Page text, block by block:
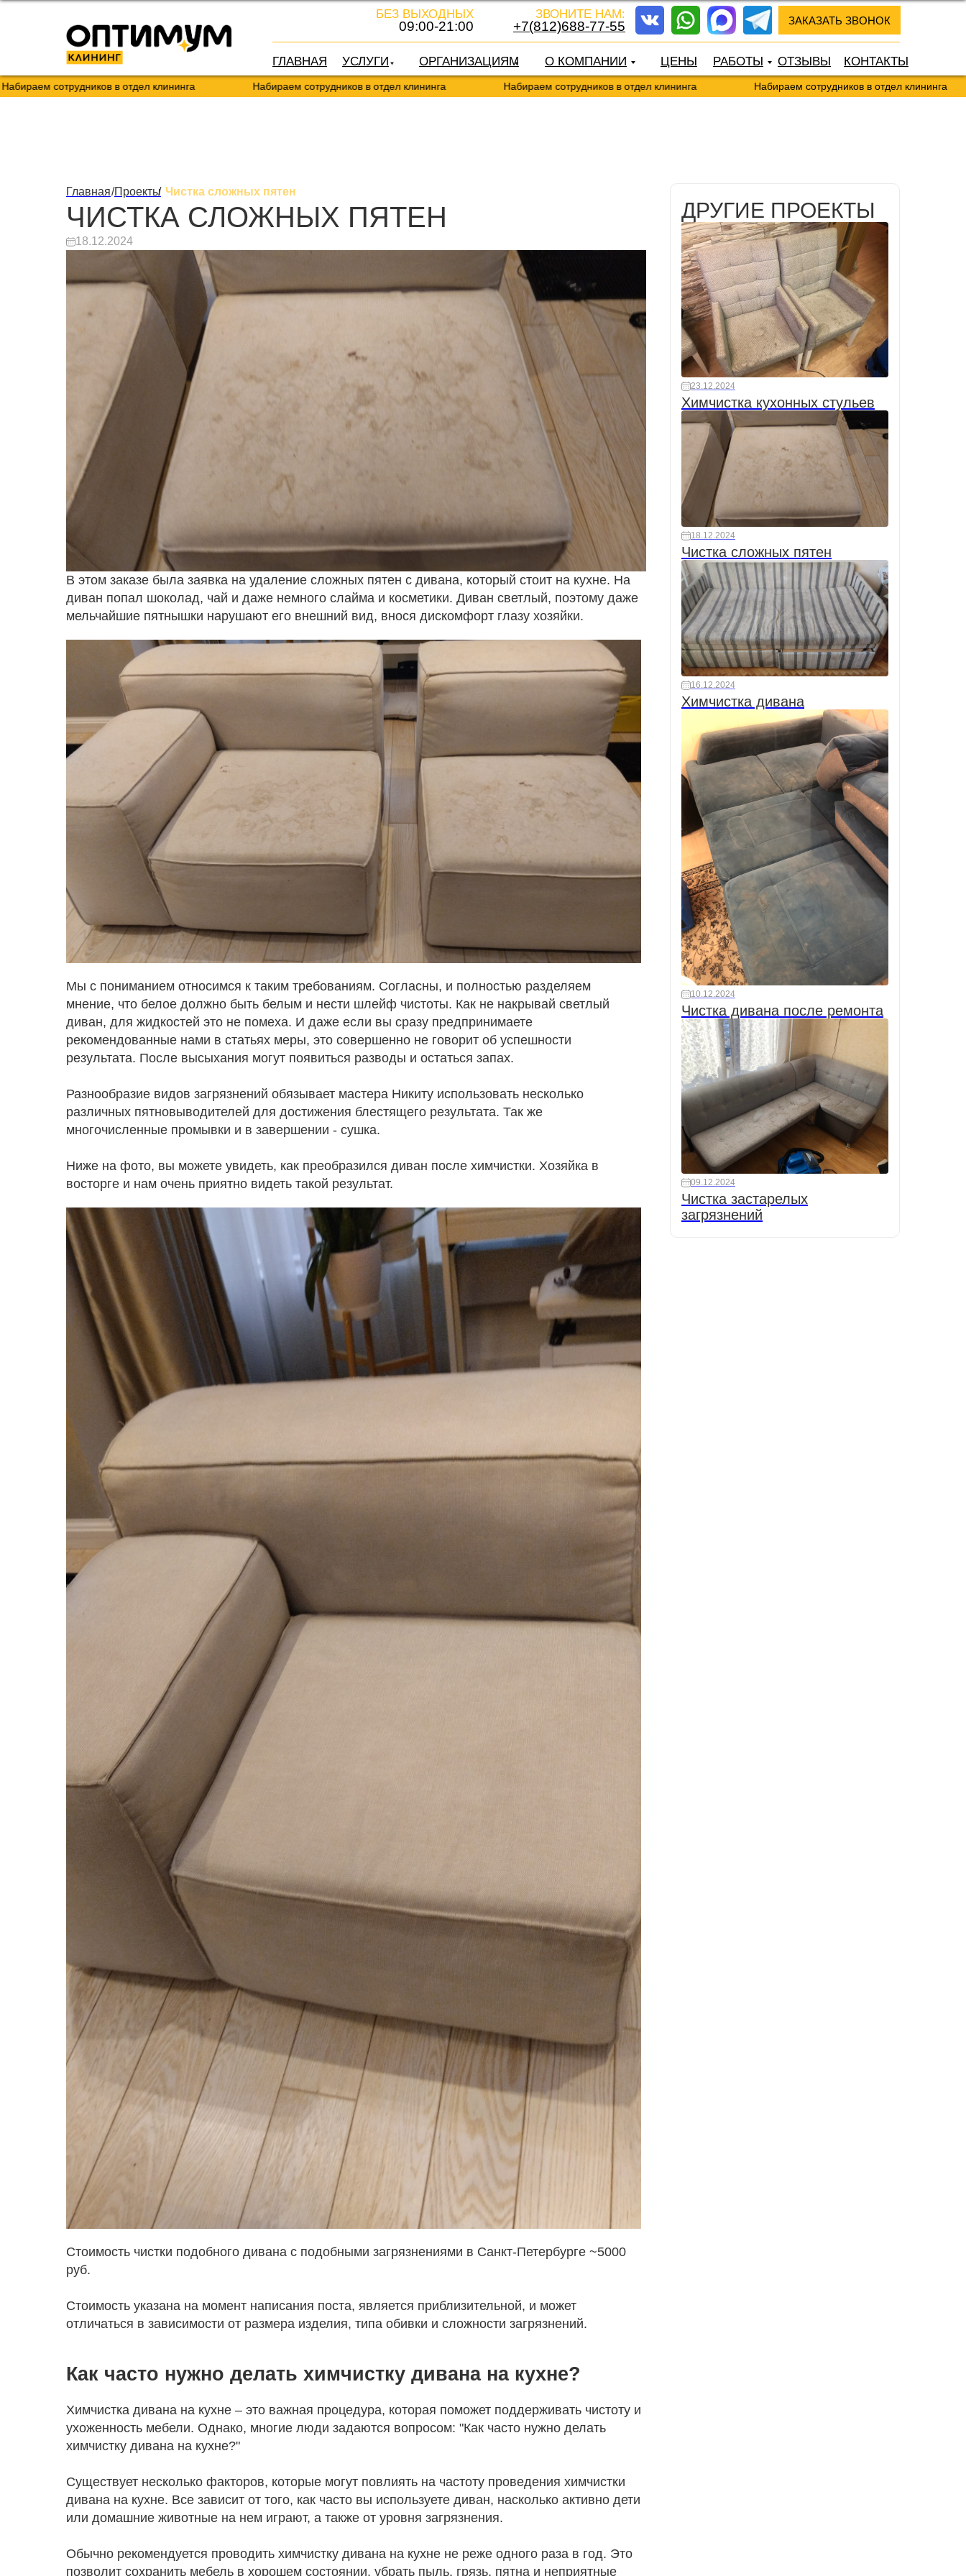
УСЛУГИ
ЗАКАЗАТЬ ЗВОНОК
ГЛАВНАЯ ОРГАНИЗАЦИЯМ ЦЕНЫ РАБОТЫ КОНТАКТЫ
О КОМПАНИИ ОТЗЫВЫ
ЗВОНИТЕ НАМ:
+7(812)688-77-55
БЕЗ ВЫХОДНЫХ
09:00-21:00
сотрудников в отдел клининга Набираем сотрудников в отдел клининга Набираем сотрудников в отдел клининга Набираем сотрудников в отдел клининга
Главная/Проекты/ Чистка сложных пятен
ЧИСТКА СЛОЖНЫХ ПЯТЕН
18.12.2024
В этом заказе была заявка на удаление сложных пятен с дивана, который стоит на кухне. На
диван попал шоколад, чай и даже немного слайма и косметики. Диван светлый, поэтому даже
мельчайшие пятнышки нарушают его внешний вид, внося дискомфорт глазу хозяйки.
Мы с пониманием относимся к таким требованиям. Согласны, и полностью разделяем
мнение, что белое должно быть белым и нести шлейф чистоты. Как не накрывай светлый
диван, для жидкостей это не помеха. И даже если вы сразу предпринимаете
рекомендованные нами в статьях меры, это совершенно не говорит об успешности
результата. После высыхания могут появиться разводы и остаться запах.
Разнообразие видов загрязнений обязывает мастера Никиту использовать несколько
различных пятновыводителей для достижения блестящего результата. Так же
многочисленные промывки и в завершении - сушка.
Ниже на фото, вы можете увидеть, как преобразился диван после химчистки. Хозяйка в
восторге и нам очень приятно видеть такой результат.
Стоимость чистки подобного дивана с подобными загрязнениями в Санкт-Петербурге ~5000
руб.
Стоимость указана на момент написания поста, является приблизительной, и может
отличаться в зависимости от размера изделия, типа обивки и сложности загрязнений.
Как часто нужно делать химчистку дивана на кухне?
Химчистка дивана на кухне – это важная процедура, которая поможет поддерживать чистоту и
ухоженность мебели. Однако, многие люди задаются вопросом: "Как часто нужно делать
химчистку дивана на кухне?"
Существует несколько факторов, которые могут повлиять на частоту проведения химчистки
дивана на кухне. Все зависит от того, как часто вы используете диван, насколько активно дети
или домашние животные на нем играют, а также от уровня загрязнения.
Обычно рекомендуется проводить химчистку дивана на кухне не реже одного раза в год. Это
позволит сохранить мебель в хорошем состоянии, убрать пыль, грязь, пятна и неприятные
ДРУГИЕ ПРОЕКТЫ
23.12.2024
Химчистка кухонных стульев
18.12.2024
Чистка сложных пятен
16.12.2024
Химчистка дивана
10.12.2024
Чистка дивана после ремонта
09.12.2024
Чистка застарелых
загрязнений